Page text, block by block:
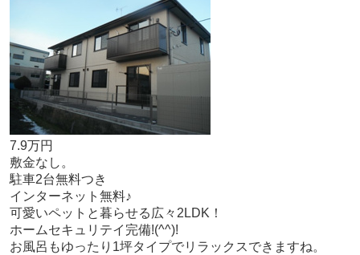
7.9万円
敷金なし。
駐車2台無料つき
インターネット無料♪
可愛いペットと暮らせる広々2LDK！
ホームセキュリテイ完備!(^^)!
お風呂もゆったり1坪タイプでリラックスできますね。